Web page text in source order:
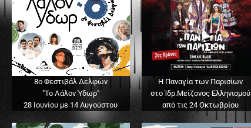
8ο Φεστιβάλ Δελφών
"Το Λάλον Ύδωρ"
28 Ιουνίου με 14 Αυγούστου
Η Παναγία των Παρισίων
στο Ίδρ.Μείζονος Ελληνισμού
από τις 24 Οκτωβρίου